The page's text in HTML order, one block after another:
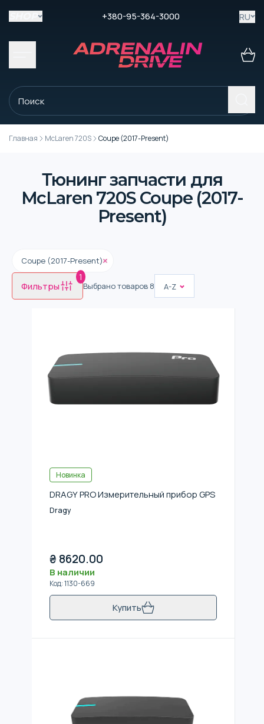
+380-95-364-3000 RU
Главная McLaren 720S Coupe (2017-Present)
Тюнинг запчасти для
McLaren 720S Coupe (2017-
Present)
Coupe (2017-Present)
Фильтры
1
Выбрано товаров 8 A-Z
Новинка
DRAGY PRO Измерительный прибор GPS
Dragy
₴ 8620.00
В наличии
Код:1130-669
Купить